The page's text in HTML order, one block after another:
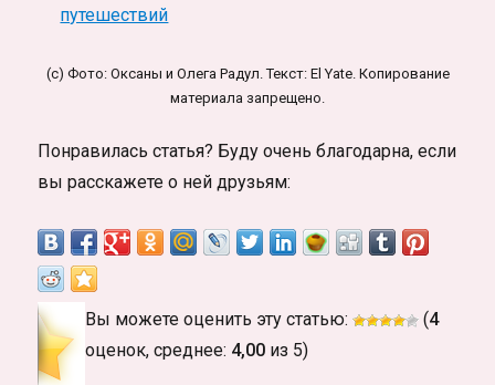
путешествий
(c) Фото: Оксаны и Олега Радул. Текст: El Yate. Копирование
материала запрещено.
Понравилась статья? Буду очень благодарна, если
вы расскажете о ней друзьям:
Вы можете оценить эту статью: (4
оценок, среднее: 4,00 из 5)